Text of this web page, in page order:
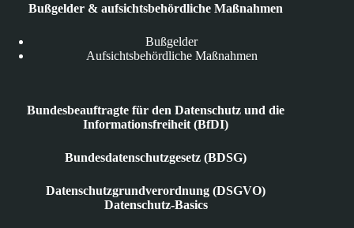
Bußgelder & aufsichtsbehördliche Maßnahmen
Bußgelder
Aufsichtsbehördliche Maßnahmen
Bundesbeauftragte für den Datenschutz und die
Informationsfreiheit (BfDI)
Bundesdatenschutzgesetz (BDSG)
Datenschutzgrundverordnung (DSGVO)
Datenschutz-Basics